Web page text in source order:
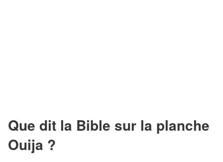
Que dit la Bible sur la planche
Ouija ?